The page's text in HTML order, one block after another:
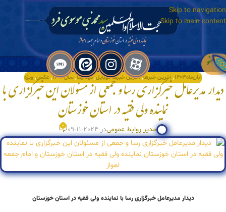
Skip to navigation
Skip to main content
منو
آبان‌ماه۱۴۰۳ , آخرین خبرها,آخرین خبرها موبایل,دیدارها, سال۱۴۰۳ , عکس, ویژه
دیدار مدیرعامل خبرگزاری رسا و جمعی از مسئولان این خبرگزاری با
نماینده ولی فقیه در استان خوزستان
مدیر روابط عمومیدر 2024-11-09 0
دیدار مدیرعامل خبرگزاری رسا با نماینده ولی فقیه در استان خوزستان